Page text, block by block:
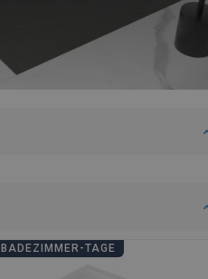
BADEZIMMER-TAGE